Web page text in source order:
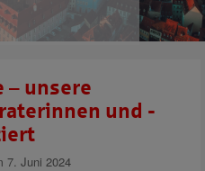
– unsere
und -
7. Juni 2024